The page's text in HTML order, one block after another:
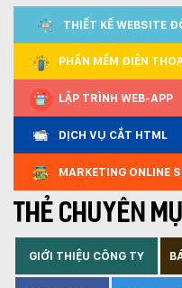
THIẾT KẾ WEBSITE
PHẦN MỀM ĐIỆN
LẬP TRÌNH WEB-APP
DỊCH VỤ CẮT HTML
MARKETING ONLINE
THẺ CHUYÊN
GIỚI THIỆU CÔNG TY